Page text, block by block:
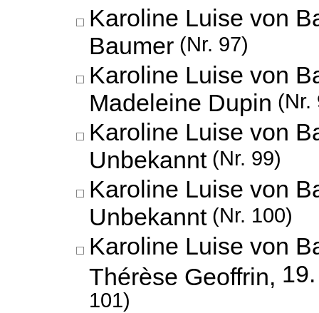
Karoline Luise von
Baumer (Nr. 97)
Karoline Luise von
Madeleine Dupin (Nr.
Karoline Luise von
Unbekannt (Nr. 99)
Karoline Luise von
Unbekannt (Nr. 100)
Karoline Luise von
Thérèse Geoffrin,
101)